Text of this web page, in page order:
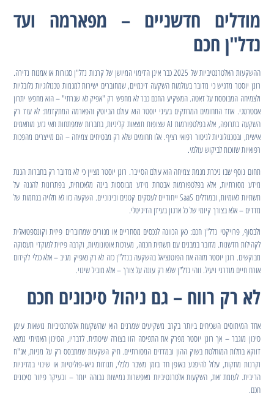
מודלים חדשניים – מפארמה ועד
נדל"ן חכם
ההשקעות האלטרנטיביות של 2025 כבר אינן הדימוי המיושן של קרנות נדל"ן סגורות או אמנות נדירה.
רונן יוסטר מדגיש כי מדובר בעולמות השקעה דינמיים, שמחוברים ישירות למגמות טכנולוגיות גלובליות
ולצמיחה המבוססת על דאטה. המשקיע החכם כבר לא מחפש רק "אפיק לא שגרתי" – הוא מחפש יתרון
אסטרטגי. אחד התחומים המרתקים בעיני יוסטר הוא עולם הביוטק והפארמה המתקדמת: לא עוד רק
השקעה בתרופה, אלא בפלטפורמות AI שצופות תוצאות קליניות, בחברות שמפתחות תאי גזע מותאמים
אישית, ובטכנולוגיות לניטור רפואי רציף. אלו תחומים שלא רק מבטיחים צמיחה – הם מייצרים מהפכות
רפואיות שזוכות לביקוש עולמי.
תחום נוסף שבו ניכרת מגמת צמיחה הוא עולם הסייבר. רונן יוסטר מציין כי לא מדובר רק בחברות הגנת
מידע מסורתיות, אלא בפלטפורמות אבטחת מידע מבוססות בינה מלאכותית, בפתרונות להגנה על
תשתיות לאומיות, ובמודלים SaaS ייחודיים לעסקים קטנים ובינוניים. השקעה כזו לא תלויה בגחמות של
מדדים – אלא בצורך קיומי של כל ארגון בעידן הדיגיטלי.
ולבסוף, פרויקטי נדל"ן חכם: כאן הכוונה לנכסים מסחריים או מגורים שמחוברים פיזית וקונספטואלית
לקהילות חדשנות. מדובר במבנים עם תשתית חכמה, מערכות אוטונומיות, וקרבה פיזית למוקדי תעסוקה
מבוקשים. רונן יוסטר מזהה את הפוטנציאל בהשקעה בנדל"ן כזה לא רק כאפיק מניב – אלא ככלי לקידום
אורח חיים מודרני ויעיל. זוהי נדל"ן שלא רק עונה על צורך – אלא מוביל שינוי.
לא רק רווח – גם ניהול סיכונים חכם
אחד המיתוסים השכיחים ביותר בקרב משקיעים שמרנים הוא שהשקעות אלטרנטיביות נושאות עימן
סיכון מוגבר – אך רונן יוסטר מפרק את התפיסה הזו בצורה שיטתית. לדבריו, הסיכון האמיתי נמצא
דווקא בתלות המוחלטת בשוק ההון ובמדדים המסורתיים. תיק השקעות שמתבסס רק על מניות, אג"ח
וקרנות מחקות, עלול להיפגע באופן חד בזמן משבר כלכלי, תנודות גיאו-פוליטיות או שינוי במדיניות
הריבית. לעומת זאת, השקעות אלטרנטיביות מאפשרות גמישות גבוהה יותר – ובעיקר פיזור סיכונים
חכם.